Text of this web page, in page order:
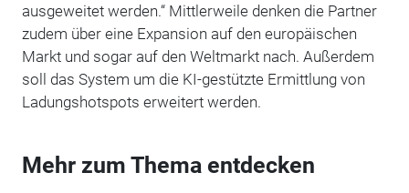
ausgeweitet werden.“ Mittlerweile denken die Partner
zudem über eine Expansion auf den europäischen
Markt und sogar auf den Weltmarkt nach. Außerdem
soll das System um die KI-gestützte Ermittlung von
Ladungshotspots erweitert werden.
Mehr zum Thema entdecken